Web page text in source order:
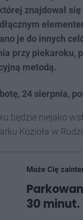
znajdował
je do innych
przy piekaroku,
metodą.
24 sierpnia,
będzie niejako
Kozioła w
Może Cię
30